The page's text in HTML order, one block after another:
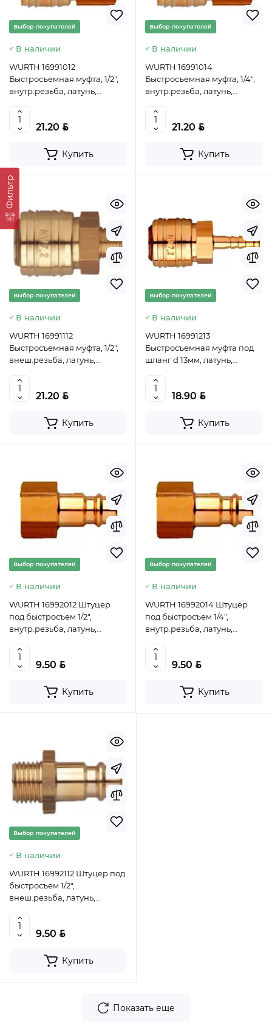
Фильтр
Выбор покупателей
В наличии
WURTH 16991012
Быстросъемная муфта, 1/2",
внутр.резьба, латунь,
21.20 BYN
Купить
Выбор покупателей
В наличии
WURTH 16991014
Быстросъемная муфта, 1/4",
внутр.резьба, латунь,
21.20 BYN
Купить
Выбор покупателей
В наличии
WURTH 16991112
Быстросъемная муфта, 1/2",
внеш.резьба, латунь,
21.20 BYN
Купить
Выбор покупателей
В наличии
WURTH 16991213
Быстросъемная муфта под
шланг d 13мм, латунь,
18.90 BYN
Купить
Выбор покупателей
В наличии
WURTH 16992012 Штуцер
под быстросъем 1/2",
внутр.резьба, латунь,
9.50 BYN
Купить
Выбор покупателей
В наличии
WURTH 16992014 Штуцер
под быстросъем 1/4",
внутр.резьба, латунь,
9.50 BYN
Купить
Выбор покупателей
В наличии
WURTH 16992112 Штуцер под
быстросъем 1/2",
внеш.резьба, латунь,
9.50 BYN
Купить
Показать еще